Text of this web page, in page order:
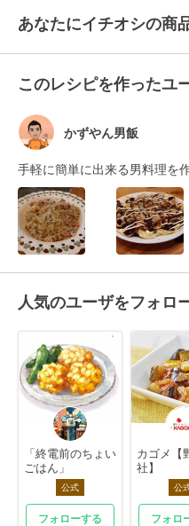
あなたにイチオシの商
このレシピを作ったユ
かずやん男飯
手軽に簡単に出来る男料理を
人気のユーザをフォロ
「終電前のちょい
ごはん」
公式
フォローする
カゴメ【
社】
公
フォロ